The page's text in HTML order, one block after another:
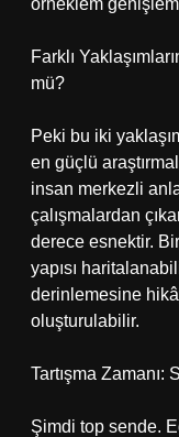
örneklem
Farklı
mü?
Peki bu iki
en güçlü
insan merkezli
çalışmalardan
derece esnektir.
yapısı
derinlemesine
oluşturulabilir.
Tartışma Zamanı:
Şimdi top sende.